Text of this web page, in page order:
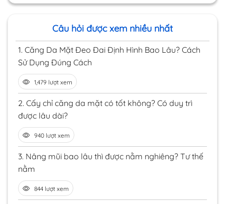
Câu hỏi được xem nhiều nhất
1. Căng Da Mặt Đeo Đai Định Hình Bao Lâu? Cách
Sử Dụng Đúng Cách
1,479 lượt xem
2. Cấy chỉ căng da mặt có tốt không? Có duy trì
được lâu dài?
940 lượt xem
3. Nâng mũi bao lâu thì được nằm nghiêng? Tư thế
nằm
844 lượt xem